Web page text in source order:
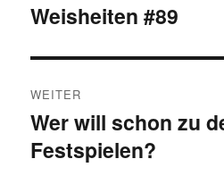
Vorheriger
Weisheiten #89
WEITER
Nächster
Beitrag:
Wer will schon zu
Festspielen?